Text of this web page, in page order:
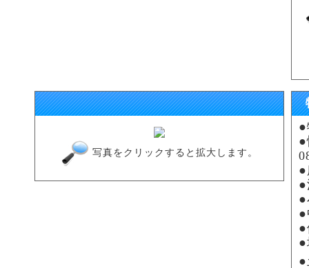
写真をクリックすると拡大します。
●
●
●
●
●
●
●
●
●